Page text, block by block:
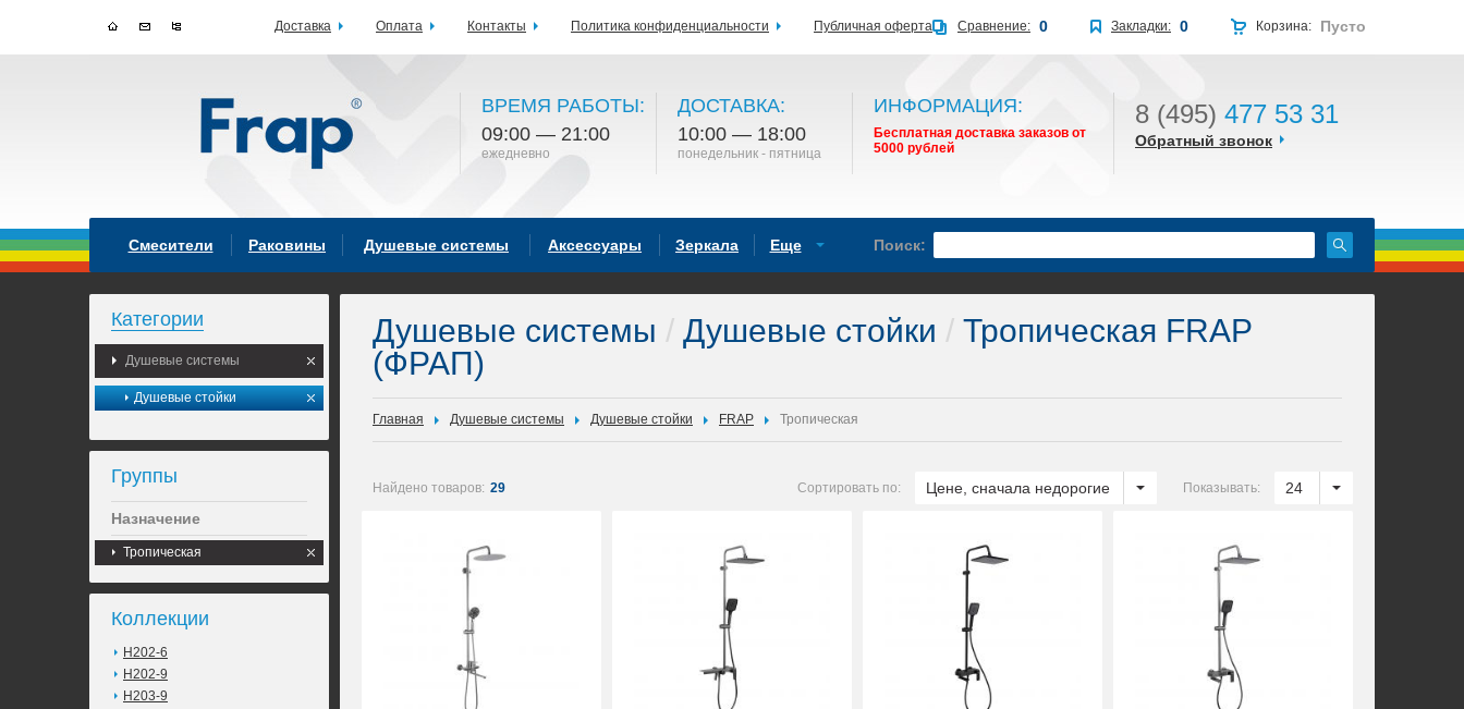
ВРЕМЯ РАБОТЫ:
09:00 — 21:00
ежедневно
ДОСТАВКА:
10:00 — 18:00
понедельник - пятница
ИНФОРМАЦИЯ:
Бесплатная доставка заказов от
5000 рублей
8 (495) 477 53 31
Обратный звонок
Смесители Раковины Душевые системы Аксессуары Зеркала Еще Поиск:
Категории
Душевые системы
Душевые стойки
Группы
Назначение
Тропическая
Коллекции
H202-6
H202-9
H203-9
Душевые системы / Душевые стойки / Тропическая FRAP
(ФРАП)
Главная Душевые системы Душевые стойки FRAP Тропическая
Найдено товаров: 29 Показывать: 24
Сортировать по: Цене, сначала недорогие
Доставка Оплата Контакты Политика конфиденциальности Публичная оферта Корзина: Пусто
Закладки: 0
Сравнение: 0